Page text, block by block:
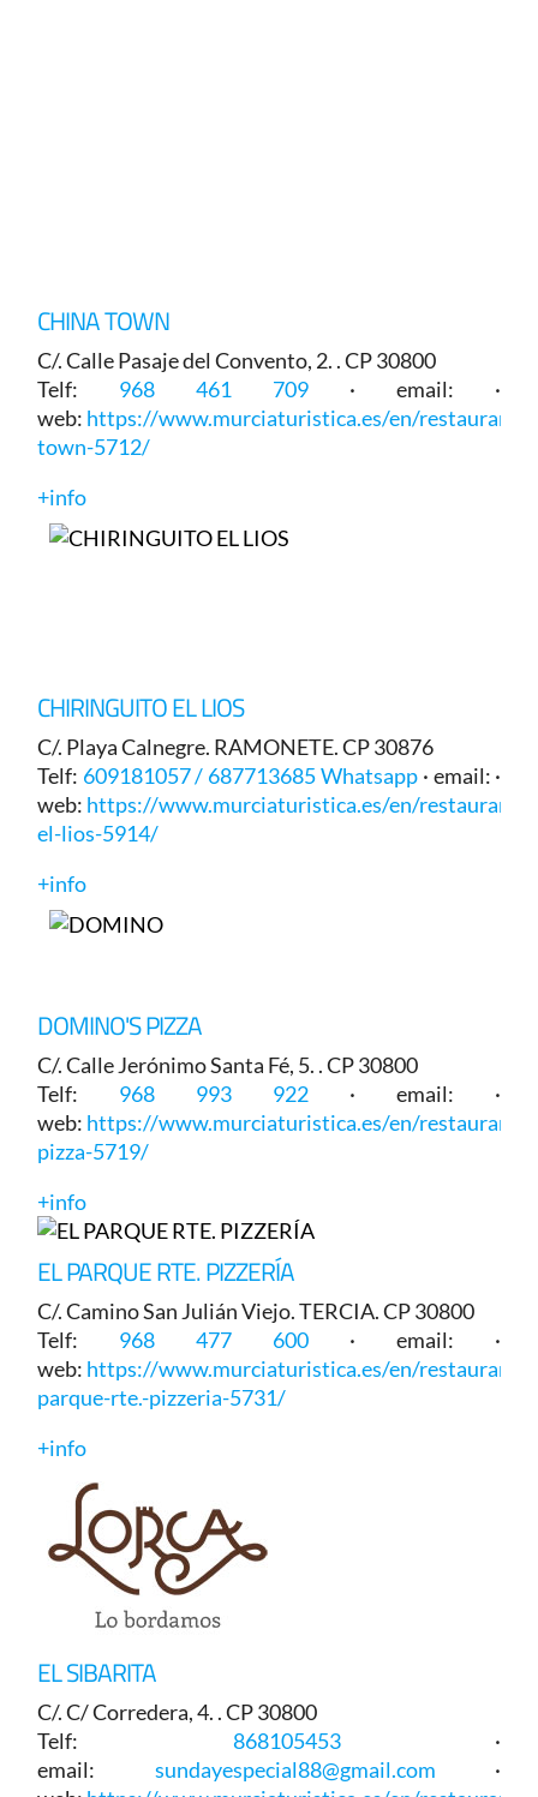
CHINA TOWN
C/. Calle Pasaje del Convento, 2. . CP 30800
Telf: 968 461 709 · email: ·
web: https://www.murciaturistica.es/en/restaurant/
town-5712/
+info
CHIRINGUITO EL LIOS
C/. Playa Calnegre. RAMONETE. CP 30876
Telf: 609181057 / 687713685 Whatsapp· email: ·
web: https://www.murciaturistica.es/en/restaurant/
el-lios-5914/
+info
DOMINO'S PIZZA
C/. Calle Jerónimo Santa Fé, 5. . CP 30800
Telf: 968 993 922 · email: ·
web: https://www.murciaturistica.es/en/restaurant/
pizza-5719/
+info
EL PARQUE RTE. PIZZERÍA
C/. Camino San Julián Viejo. TERCIA. CP 30800
Telf: 968 477 600 · email: ·
web: https://www.murciaturistica.es/en/restaurant/
parque-rte.-pizzeria-5731/
+info
EL SIBARITA
C/. C/ Corredera, 4. . CP 30800
Telf: 868105453·
email: sundayespecial88@gmail.com ·